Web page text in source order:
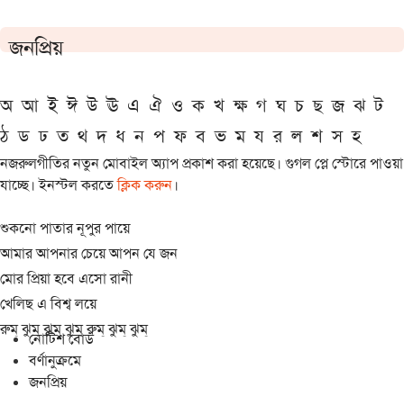
জনপ্রিয়
অ আ ই ঈ উ ঊ এ ঐ ও ক খ ক্ষ গ ঘ চ ছ জ ঝ ট
ঠ ড ঢ ত থ দ ধ ন প ফ ব ভ ম য র ল শ স হ
নজরুলগীতির নতুন মোবাইল অ্যাপ প্রকাশ করা হয়েছে। গুগল প্লে স্টোরে পাওয়া
যাচ্ছে। ইনস্টল করতেক্লিক করুন।
শুকনো পাতার নূপুর পায়ে
আমার আপনার চেয়ে আপন যে জন
মোর প্রিয়া হবে এসো রানী
খেলিছ এ বিশ্ব লয়ে
রুম্ ঝুম্ ঝুম্ ঝুম্ রুম্ ঝুম্ ঝুম্
নোটিশ বোর্ড
বর্ণানুক্রমে
জনপ্রিয়